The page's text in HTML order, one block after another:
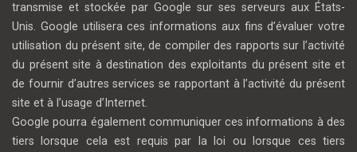
transmise et stockée par Google sur ses serveurs aux États-
Unis. Google utilisera ces informations aux fins d’évaluer votre
utilisation du présent site, de compiler des rapports sur l’activité
du présent site à destination des exploitants du présent site et
de fournir d’autres services se rapportant à l’activité du présent
site et à l’usage d’Internet.
Google pourra également communiquer ces informations à des
tiers lorsque cela est requis par la loi ou lorsque ces tiers